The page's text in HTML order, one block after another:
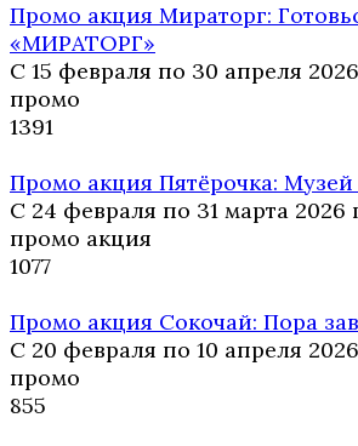
Промо акция Мираторг:
«МИРАТОРГ»
С 15 февраля по 30 апреля
промо
1391
Промо акция Пятёрочка:
С 24 февраля по 31 марта 2026
промо акция
1077
Промо акция Сокочай: Пора
С 20 февраля по 10 апреля
промо
855